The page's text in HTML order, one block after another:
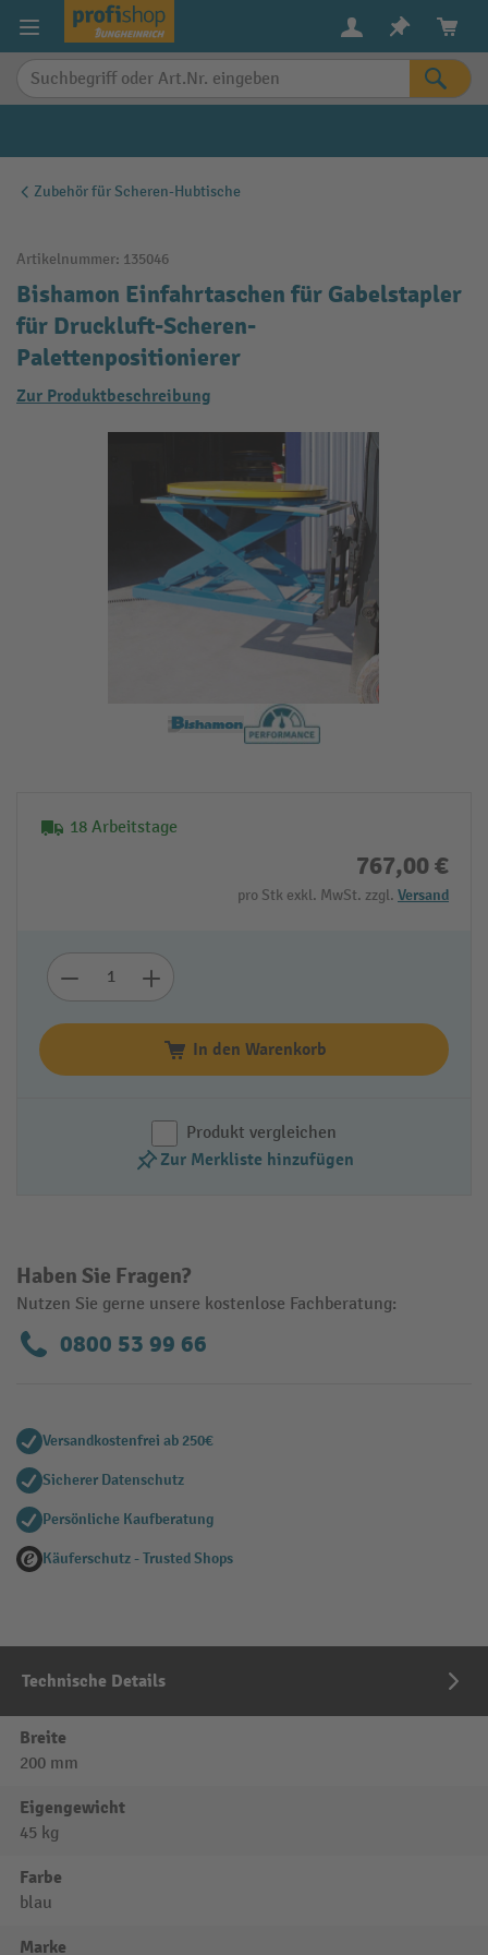
springen
Zubehör für Scheren-Hubtische
Artikelnummer: 135046
Bishamon Einfahrtaschen für Gabelstapler
für Druckluft-Scheren-
Palettenpositionierer
Zur Produktbeschreibung
18 Arbeitstage
767,00 €
pro Stk exkl. MwSt. zzgl. Versand
In den Warenkorb
Produkt vergleichen
Zur Merkliste hinzufügen
Haben Sie Fragen?
Nutzen Sie gerne unsere kostenlose Fachberatung:
0800 53 99 66
Versandkostenfrei ab 250€
Sicherer Datenschutz
Persönliche Kaufberatung
Käuferschutz - Trusted Shops
Technische Details
Breite
200 mm
Eigengewicht
45 kg
Farbe
blau
Marke